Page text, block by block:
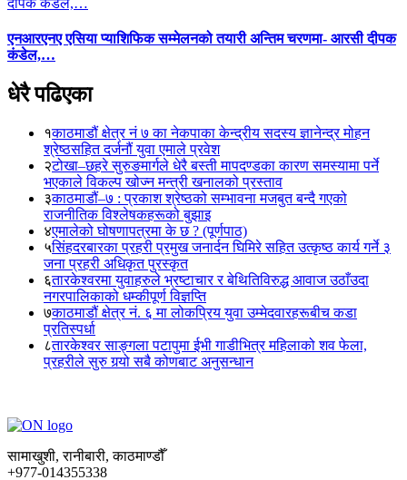
एनआरएनए एसिया प्याशिफिक सम्मेलनको तयारी अन्तिम चरणमा- आरसी दीपक
कंडेल,…
धेरै पढिएका
१काठमाडौं क्षेत्र नं ७ का नेकपाका केन्द्रीय सदस्य ज्ञानेन्द्र मोहन
श्रेष्ठसहित दर्जनौं युवा एमाले प्रवेश
२टोखा–छहरे सुरुङमार्गले धेरै बस्ती मापदण्डका कारण समस्यामा पर्ने
भएकाले विकल्प खोज्न मन्त्री खनालको प्रस्ताव
३काठमाडौं–७ : प्रकाश श्रेष्ठको सम्भावना मजबुत बन्दै गएको
राजनीतिक विश्लेषकहरूको बुझाइ
४एमालेको घोषणापत्रमा के छ ? (पूर्णपाठ)
५सिंहदरबारका प्रहरी प्रमुख जनार्दन घिमिरे सहित उत्कृष्ठ कार्य गर्ने ३
जना प्रहरी अधिकृत पुरस्कृत
६तारकेश्वरमा युवाहरुले भ्रष्टाचार र बेथितिविरुद्ध आवाज उठाँउदा
नगरपालिकाको धम्कीपूर्ण विज्ञप्ति
७काठमाडौं क्षेत्र नं. ६ मा लोकप्रिय युवा उम्मेदवारहरूबीच कडा
प्रतिस्पर्धा
८तारकेश्वर साङ्गला पटापुमा ईभी गाडीभित्र महिलाको शव फेला,
प्रहरीले सुरु गर्‍यो सबै कोणबाट अनुसन्धान
सामाखुशी, रानीबारी, काठमाण्डौँ
+977-014355338